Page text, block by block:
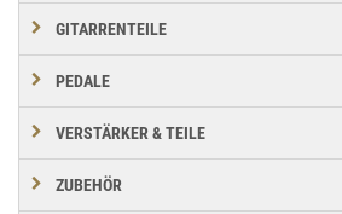
GITARRENTEILE
PEDALE
VERSTÄRKER & TEILE
ZUBEHÖR